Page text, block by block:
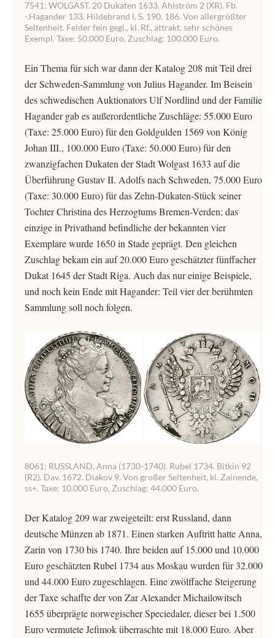
7541: WOLGAST. 20 Dukaten 1633. Ahlström 2 (XR). Fb.
-.Hagander 133. Hildebrand I, S. 190, 186. Von allergrößter
Seltenheit. Felder fein gegl., kl. Rf., attrakt. sehr schönes
Exempl. Taxe: 50.000 Euro, Zuschlag: 100.000 Euro.
Ein Thema für sich war dann der Katalog 208 mit Teil drei
der Schweden-Sammlung von Julius Hagander. Im Beisein
des schwedischen Auktionators Ulf Nordlind und der Familie
Hagander gab es außerordentliche Zuschläge: 55.000 Euro
(Taxe: 25.000 Euro) für den Goldgulden 1569 von König
Johan III., 100.000 Euro (Taxe: 50.000 Euro) für den
zwanzigfachen Dukaten der Stadt Wolgast 1633 auf die
Überführung Gustav II. Adolfs nach Schweden, 75.000 Euro
(Taxe: 30.000 Euro) für das Zehn-Dukaten-Stück seiner
Tochter Christina des Herzogtums Bremen-Verden; das
einzige in Privathand befindliche der bekannten vier
Exemplare wurde 1650 in Stade geprägt. Den gleichen
Zuschlag bekam ein auf 20.000 Euro geschätzter fünffacher
Dukat 1645 der Stadt Riga. Auch das nur einige Beispiele,
und noch kein Ende mit Hagander: Teil vier der berühmten
Sammlung soll noch folgen.
8061: RUSSLAND. Anna (1730-1740). Rubel 1734. Bitkin 92
(R2). Dav. 1672. Diakov 9. Von großer Seltenheit, kl. Zainende,
ss+. Taxe: 10.000 Euro, Zuschlag: 44.000 Euro.
Der Katalog 209 war zweigeteilt: erst Russland, dann
deutsche Münzen ab 1871. Einen starken Auftritt hatte Anna,
Zarin von 1730 bis 1740. Ihre beiden auf 15.000 und 10.000
Euro geschätzten Rubel 1734 aus Moskau wurden für 32.000
und 44.000 Euro zugeschlagen. Eine zwölffache Steigerung
der Taxe schaffte der von Zar Alexander Michailowitsch
1655 überprägte norwegischer Speciedaler, dieser bei 1.500
Euro vermutete Jefimok überraschte mit 18.000 Euro. Aber